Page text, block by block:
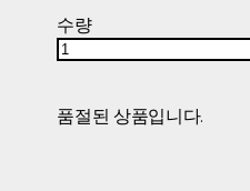
수량
품절된 상품입니다.